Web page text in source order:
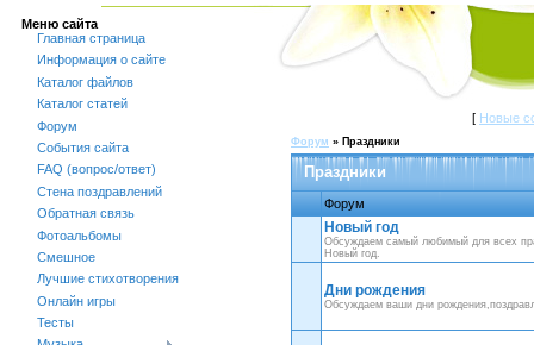
Меню сайта
Главная страница
Информация о сайте
Каталог файлов
Каталог статей
Форум
События сайта
FAQ (вопрос/ответ)
Стена поздравлений
Обратная связь
Фотоальбомы
Смешное
Лучшие стихотворения
Онлайн игры
Тесты
[ Новые
Форум » Праздники
Праздники
Форум
Новый год
Обсуждаем самый любимый для всех
Новый год.
Дни рождения
Обсуждаем ваши дни